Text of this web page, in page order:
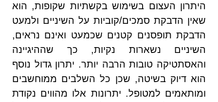
היתרון העצום בשימוש בקשתיות שקופות, הוא
שאין הדבקת סמכים/קוביות על השיניים ולמעט
הדבקת תופסנים קטנים שכמעט ואינם נראים,
השיניים נשארות נקיות, כך שההיגיינה
והאסתטיקה טובות הרבה יותר. יתרון גדול נוסף
הוא דיוק בשיטה, שכן כל השלבים ממוחשבים
ומותאמים למטופל. יתרונות אלו מהווים נקודת